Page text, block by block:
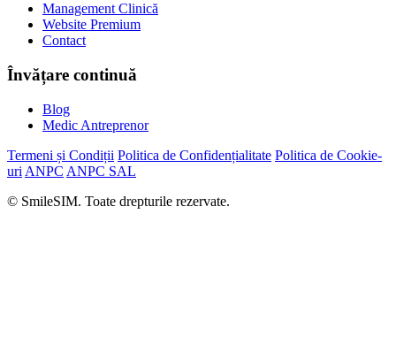
Management Clinică
Website Premium
Contact
Învățare continuă
Blog
Medic Antreprenor
Termeni și Condiții Politica de Confidențialitate Politica de Cookie-
uri ANPC ANPC SAL
© SmileSIM. Toate drepturile rezervate.